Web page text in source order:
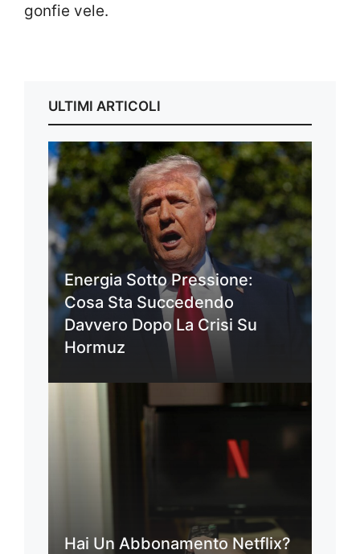
gonfie vele.
ULTIMI ARTICOLI
Energia Sotto Pressione:
Cosa Sta Succedendo
Davvero Dopo La Crisi Su
Hormuz
Hai Un Abbonamento Netflix?